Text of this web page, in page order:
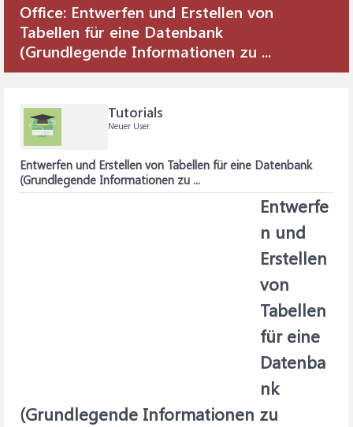
Office: Entwerfen und Erstellen von
Tabellen für eine Datenbank
(Grundlegende Informationen zu ...
Tutorials
Neuer User
Entwerfen und Erstellen von Tabellen für eine Datenbank
(Grundlegende Informationen zu ...
Entwerfe
n und
Erstellen
von
Tabellen
für eine
Datenba
nk
(Grundlegende Informationen zu